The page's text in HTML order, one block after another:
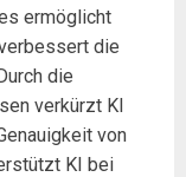
ermöglicht
die
die
verkürzt KI
von
KI bei